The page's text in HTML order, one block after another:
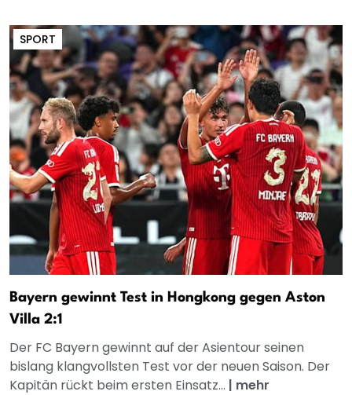
SPORT
Bayern gewinnt Test in Hongkong gegen Aston
Villa 2:1
Der FC Bayern gewinnt auf der Asientour seinen
bislang klangvollsten Test vor der neuen Saison. Der
Kapitän rückt beim ersten Einsatz... | mehr